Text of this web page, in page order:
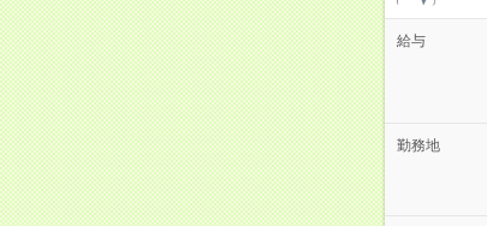
給与
勤務地